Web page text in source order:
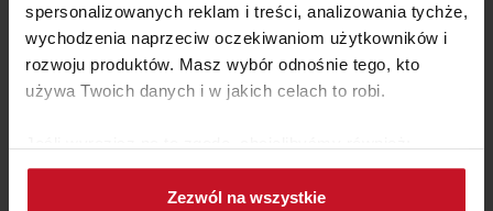
spersonalizowanych reklam i treści, analizowania tychże,
wychodzenia naprzeciw oczekiwaniom użytkowników i
rozwoju produktów. Masz wybór odnośnie tego, kto
używa Twoich danych i w jakich celach to robi.
Gromadzić dane dotyczące Twojej lokalizacji
geograficznej z dokładnością nawet do kilku metrów
Zezwól na wszystkie